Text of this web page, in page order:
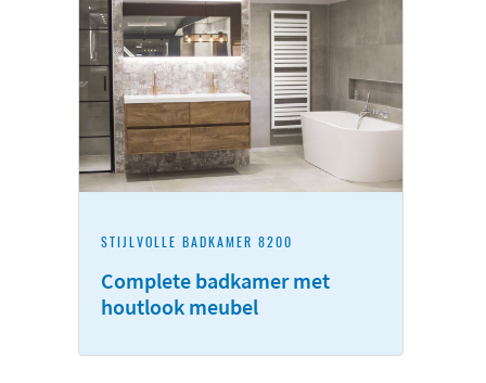
STIJLVOLLE BADKAMER 8200
Complete badkamer met
houtlook meubel